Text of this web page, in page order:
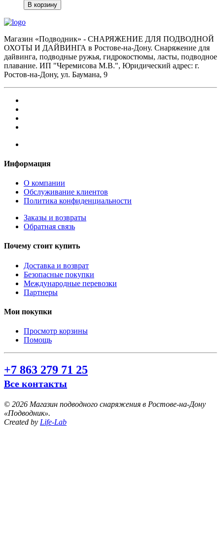
В корзину
Магазин «Подводник» - СНАРЯЖЕНИЕ ДЛЯ ПОДВОДНОЙ
ОХОТЫ И ДАЙВИНГА в Ростове-на-Дону. Снаряжение для
дайвинга, подводные ружья, гидрокостюмы, ласты, подводное
плавание. ИП "Черемисова М.В.", Юридический адрес: г.
Ростов-на-Дону, ул. Баумана, 9
Информация
О компании
Обслуживание клиентов
Политика конфиденциальности
Заказы и возвраты
Обратная связь
Почему стоит купить
Доставка и возврат
Безопасные покупки
Международные перевозки
Партнеры
Мои покупки
Просмотр корзины
Помощь
+7 863 279 71 25
Все контакты
© 2026 Магазин подводного снаряжения в Ростове-на-Дону
«Подводник».
Created by Life-Lab